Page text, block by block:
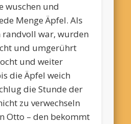
wuschen und
Menge Äpfel. Als
war, wurden
und umgerührt
und weiter
die Äpfel weich
die Stunde der
zu verwechseln
Otto – den bekommt